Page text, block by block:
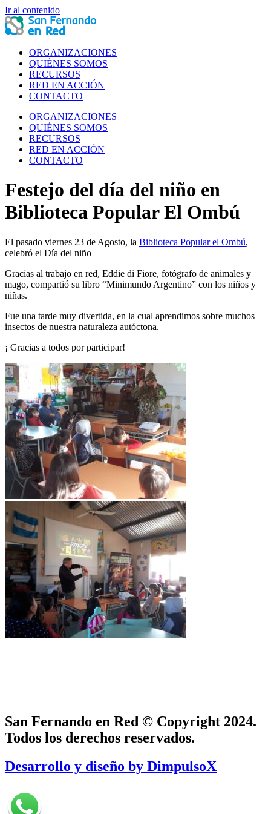
Ir al contenido
ORGANIZACIONES
QUIÉNES SOMOS
RECURSOS
RED EN ACCIÓN
CONTACTO
ORGANIZACIONES
QUIÉNES SOMOS
RECURSOS
RED EN ACCIÓN
CONTACTO
Festejo del día del niño en
Biblioteca Popular El Ombú
El pasado viernes 23 de Agosto, la Biblioteca Popular el Ombú,
celebró el Día del niño
Gracias al trabajo en red, Eddie di Fiore, fotógrafo de animales y
mago, compartió su libro “Minimundo Argentino” con los niños y
niñas.
Fue una tarde muy divertida, en la cual aprendimos sobre muchos
insectos de nuestra naturaleza autóctona.
¡ Gracias a todos por participar!
San Fernando en Red © Copyright 2024.
Todos los derechos reservados.
Desarrollo y diseño by DimpulsoX